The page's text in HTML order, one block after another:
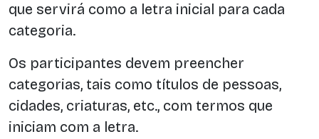
que servirá como a letra inicial para cada
categoria.
Os participantes devem preencher
categorias, tais como títulos de pessoas,
cidades, criaturas, etc., com termos que
iniciam com a letra.